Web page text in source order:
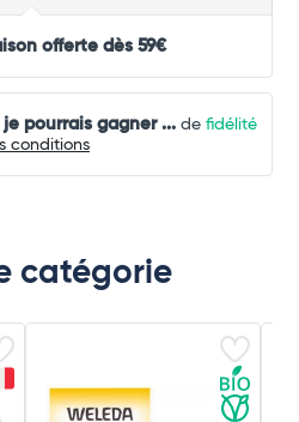
offerte dès 59€
je pourrais gagner ...de fidélité
conditions
catégorie